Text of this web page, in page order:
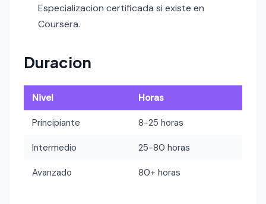
Especializacion certificada si existe en
Coursera.
Duracion
Nivel Horas
Principiante 8-25 horas
Intermedio 25-80 horas
Avanzado 80+ horas